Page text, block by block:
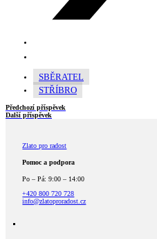
SBĚRATEL
STŘÍBRO
Předchozí příspěvek
Další příspěvek
Zlato pro radost
Pomoc a podpora
Po – Pá: 9:00 – 14:00
+420 800 720 728
info@zlatoproradost.cz